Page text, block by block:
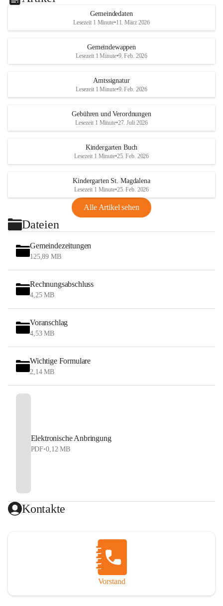
Gemeindedaten
Lesezeit 1 Minute•11. März 2026
Gemeindewappen
Lesezeit 1 Minute•9. Feb. 2026
Amtssignatur
Lesezeit 1 Minute•9. Feb. 2026
Gebühren und Verordnungen
Lesezeit 1 Minute•27. Juli 2026
Kindergarten Buch
Lesezeit 1 Minute•25. Feb. 2026
Kindergarten St. Magdalena
Lesezeit 1 Minute•25. Feb. 2026
Alle Artikel sehen
Dateien
Gemeindezeitungen
125,89 MB
Rechnungsabschluss
4,25 MB
Voranschlag
4,53 MB
Wichtige Formulare
2,14 MB
Elektronische Anbringung
PDF•0,12 MB
Kontakte
Vorstand